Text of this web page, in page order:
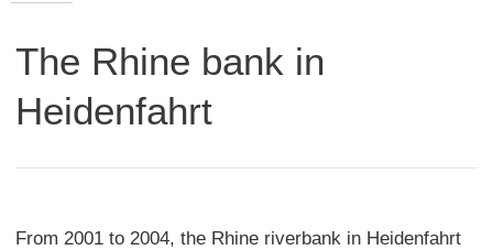
The Rhine bank in
Heidenfahrt
From 2001 to 2004, the Rhine riverbank in Heidenfahrt